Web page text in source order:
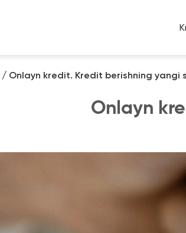
/ Onlayn kredit. Kredit berishning yangi
Onlayn